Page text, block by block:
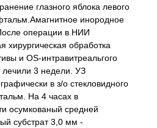
глазного яблока левого
инородное
операции в НИИ
хирургическая обработка
и OS-интравитреальгого
3 недели. УЗ
в з/о стекловидного
На 4 часах в
осумкованый средней
субстрат 3,0 мм -